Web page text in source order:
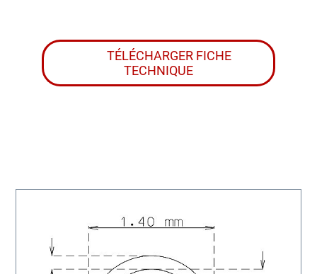
TÉLÉCHARGER FICHE
TECHNIQUE